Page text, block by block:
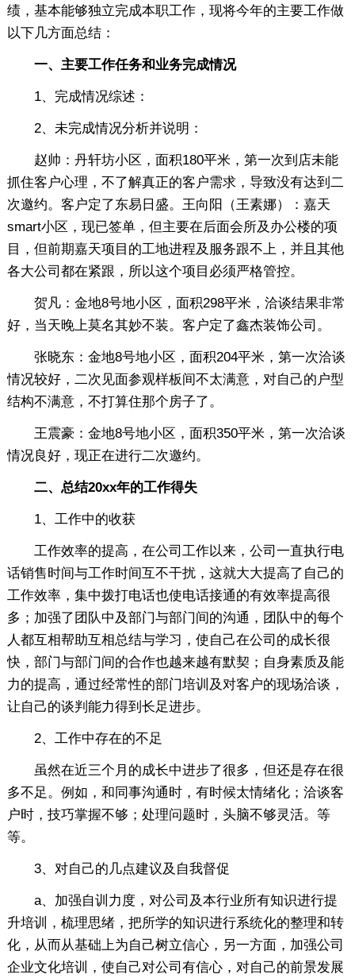
绩，基本能够独立完成本职工作，现将今年的主要工作做
以下几方面总结：
一、主要工作任务和业务完成情况
1、完成情况综述：
2、未完成情况分析并说明：
赵帅：丹轩坊小区，面积180平米，第一次到店未能
抓住客户心理，不了解真正的客户需求，导致没有达到二
次邀约。客户定了东易日盛。王向阳（王素娜）：嘉天
smart小区，现已签单，但主要在后面会所及办公楼的项
目，但前期嘉天项目的工地进程及服务跟不上，并且其他
各大公司都在紧跟，所以这个项目必须严格管控。
贺凡：金地8号地小区，面积298平米，洽谈结果非常
好，当天晚上莫名其妙不装。客户定了鑫杰装饰公司。
张晓东：金地8号地小区，面积204平米，第一次洽谈
情况较好，二次见面参观样板间不太满意，对自己的户型
结构不满意，不打算住那个房子了。
王震豪：金地8号地小区，面积350平米，第一次洽谈
情况良好，现正在进行二次邀约。
二、总结20xx年的工作得失
1、工作中的收获
工作效率的提高，在公司工作以来，公司一直执行电
话销售时间与工作时间互不干扰，这就大大提高了自己的
工作效率，集中拨打电话也使电话接通的有效率提高很
多；加强了团队中及部门与部门间的沟通，团队中的每个
人都互相帮助互相总结与学习，使自己在公司的成长很
快，部门与部门间的合作也越来越有默契；自身素质及能
力的提高，通过经常性的部门培训及对客户的现场洽谈，
让自己的谈判能力得到长足进步。
2、工作中存在的不足
虽然在近三个月的成长中进步了很多，但还是存在很
多不足。例如，和同事沟通时，有时候太情绪化；洽谈客
户时，技巧掌握不够；处理问题时，头脑不够灵活。等
等。
3、对自己的几点建议及自我督促
a、加强自训力度，对公司及本行业所有知识进行提
升培训，梳理思绪，把所学的知识进行系统化的整理和转
化，从而从基础上为自己树立信心，另一方面，加强公司
企业文化培训，使自己对公司有信心，对自己的前景发展